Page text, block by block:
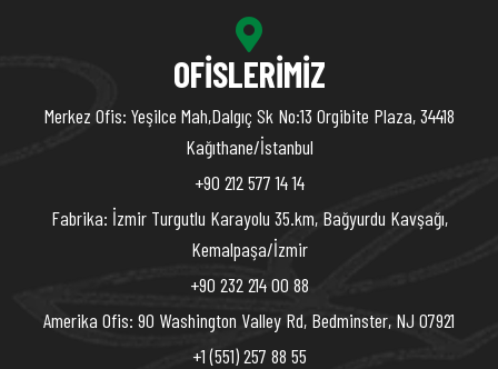
OFISLERIMIZ
Merkez Ofis: Yeşilce Mah,Dalgıç Sk No:13 Orgibite Plaza, 34418
Kağıthane/İstanbul
+90 212 577 14 14
Fabrika: İzmir Turgutlu Karayolu 35.km, Bağyurdu Kavşağı,
Kemalpaşa/İzmir
+90 232 214 00 88
Amerika Ofis: 90 Washington Valley Rd, Bedminster, NJ 07921
+1 (551) 257 88 55